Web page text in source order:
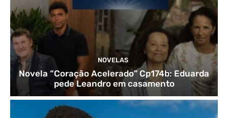
NOVELAS
Novela “Coração Acelerado” Cp174b: Eduarda
pede Leandro em casamento